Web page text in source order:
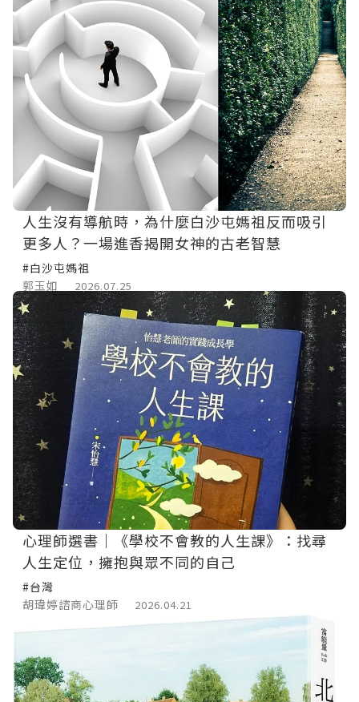
人生沒有導航時，為什麼白沙屯媽祖反而吸引
更多人？一場進香揭開女神的古老智慧
#白沙屯媽祖
郭玉如
2026.07.25
心理師選書｜《學校不會教的人生課》：找尋
人生定位，擁抱與眾不同的自己
#台灣
胡瑋婷諮商心理師
2026.04.21